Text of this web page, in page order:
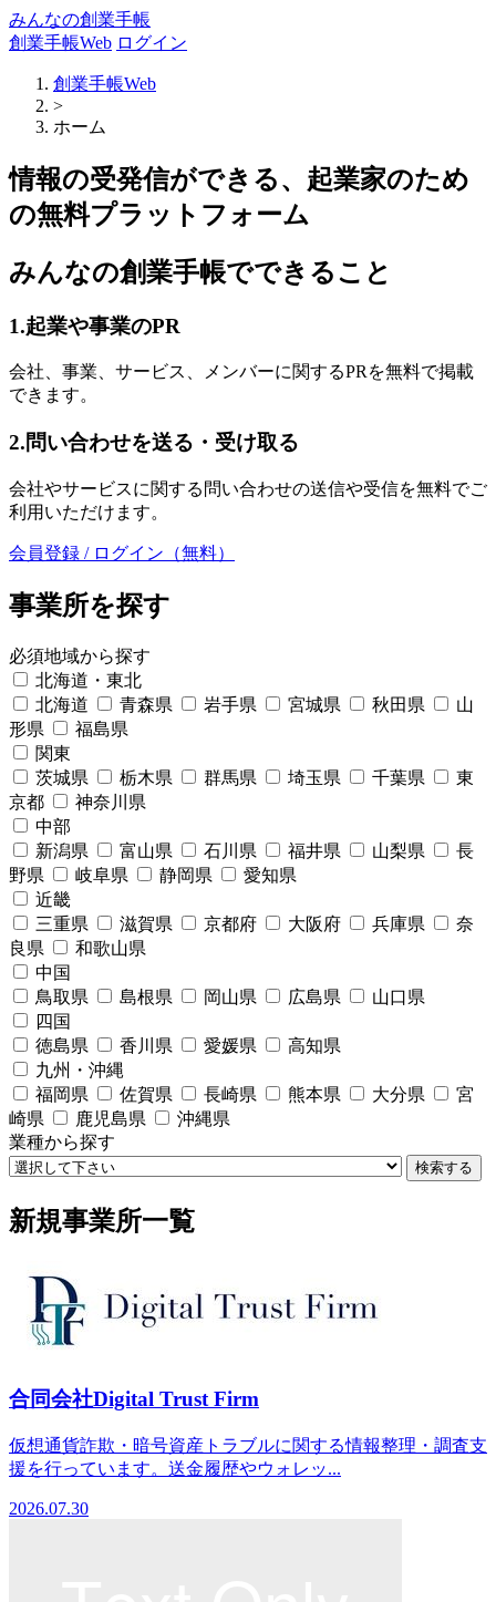
みんなの創業手帳
創業手帳Web ログイン
創業手帳Web
>
ホーム
情報の受発信ができる、起業家のため
の無料プラットフォーム
みんなの創業手帳でできること
1.起業や事業のPR
会社、事業、サービス、メンバーに関するPRを無料で掲載
できます。
2.問い合わせを送る・受け取る
会社やサービスに関する問い合わせの送信や受信を無料でご
利用いただけます。
会員登録 / ログイン（無料）
事業所を探す
必須地域から探す
北海道・東北
北海道
青森県 岩手県 宮城県 秋田県
山
形県
福島県
関東
茨城県
栃木県 群馬県 埼玉県 千葉県
東
京都
神奈川県
中部
新潟県
富山県 石川県 福井県 山梨県
長
野県
岐阜県 静岡県
愛知県
近畿
三重県
滋賀県 京都府 大阪府 兵庫県
奈
良県
和歌山県
中国
鳥取県
島根県 岡山県 広島県
山口県
四国
徳島県
香川県 愛媛県
高知県
九州・沖縄
福岡県
佐賀県 長崎県 熊本県 大分県
宮
崎県
鹿児島県
沖縄県
業種から探す
検索する
新規事業所一覧
合同会社Digital Trust Firm
仮想通貨詐欺・暗号資産トラブルに関する情報整理・調査支
援を行っています。送金履歴やウォレッ...
2026.07.30